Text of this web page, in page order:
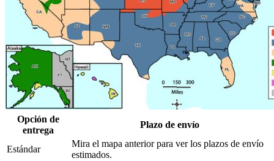
Opción de
entrega
Plazo de envío
Estándar
Mira el mapa anterior para ver los plazos de envío
estimados.